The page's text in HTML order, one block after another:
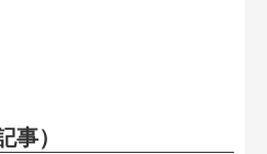
事）